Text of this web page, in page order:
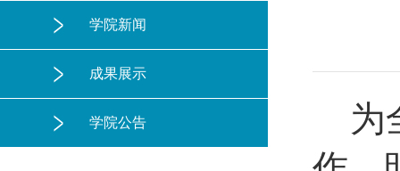
学院新闻
成果展示
学院公告
为